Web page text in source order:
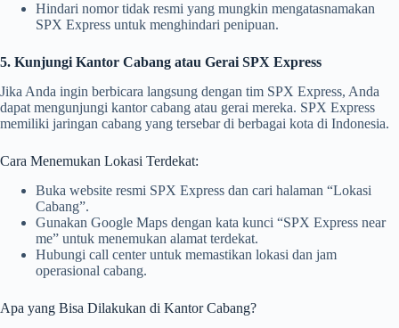
Hindari nomor tidak resmi yang mungkin mengatasnamakan
SPX Express untuk menghindari penipuan.
5. Kunjungi Kantor Cabang atau Gerai SPX Express
Jika Anda ingin berbicara langsung dengan tim SPX Express, Anda
dapat mengunjungi kantor cabang atau gerai mereka. SPX Express
memiliki jaringan cabang yang tersebar di berbagai kota di Indonesia.
Cara Menemukan Lokasi Terdekat:
Buka website resmi SPX Express dan cari halaman “Lokasi
Cabang”.
Gunakan Google Maps dengan kata kunci “SPX Express near
me” untuk menemukan alamat terdekat.
Hubungi call center untuk memastikan lokasi dan jam
operasional cabang.
Apa yang Bisa Dilakukan di Kantor Cabang?